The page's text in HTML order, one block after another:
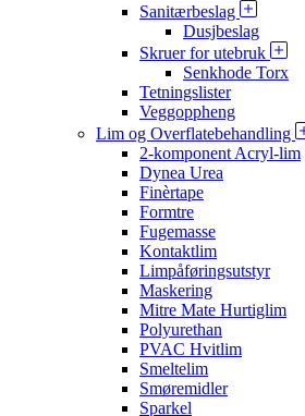
Sanitærbeslag
Dusjbeslag
Skruer for utebruk
Senkhode Torx
Tetningslister
Veggoppheng
Lim og Overflatebehandling
2-komponent Acryl-lim
Dynea Urea
Finèrtape
Formtre
Fugemasse
Kontaktlim
Limpåføringsutstyr
Maskering
Mitre Mate Hurtiglim
Polyurethan
PVAC Hvitlim
Smeltelim
Smøremidler
Sparkel